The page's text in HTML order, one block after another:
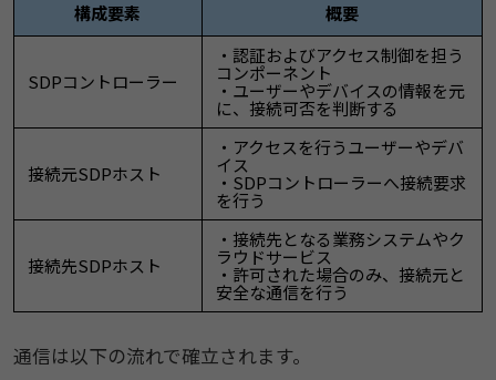
構成要素 概要
SDPコントローラー
・認証およびアクセス制御を担う
コンポーネント
・ユーザーやデバイスの情報を元
に、接続可否を判断する
接続元SDPホスト
・アクセスを行うユーザーやデバ
イス
・SDPコントローラーへ接続要求
を行う
接続先SDPホスト
・接続先となる業務システムやク
ラウドサービス
・許可された場合のみ、接続元と
安全な通信を行う
通信は以下の流れで確立されます。